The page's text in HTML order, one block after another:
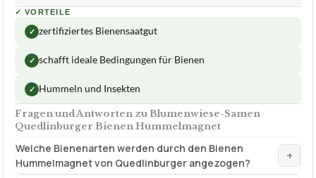
✓ VORTEILE
✓ zertifiziertes Bienensaatgut
✓ schafft ideale Bedingungen für Bienen
✓ Hummeln und Insekten
Fragen und Antworten zu Blumenwiese-Samen
Quedlinburger Bienen Hummelmagnet
Welche Bienenarten werden durch den Bienen
Hummelmagnet von Quedlinburger angezogen?
+